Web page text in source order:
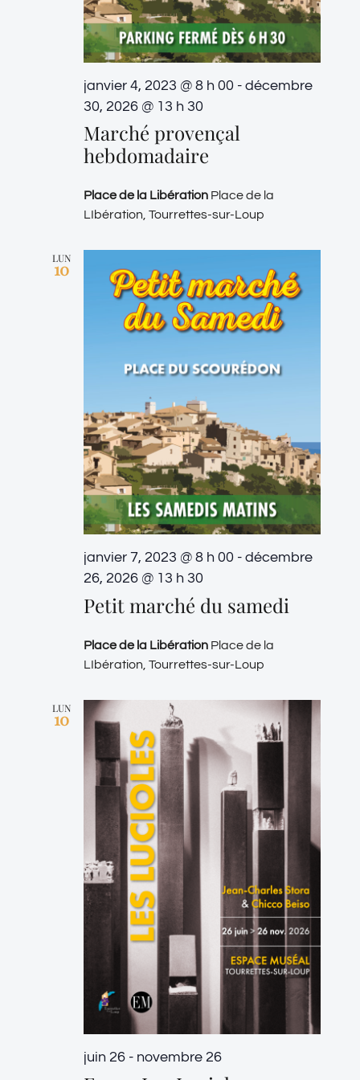
janvier 4, 2023 @ 8 h 00 - décembre
30, 2026 @ 13 h 30
Marché provençal
hebdomadaire
Place de la Libération Place de la
LIbération, Tourrettes-sur-Loup
LUN
10
janvier 7, 2023 @ 8 h 00 - décembre
26, 2026 @ 13 h 30
Petit marché du samedi
Place de la Libération Place de la
LIbération, Tourrettes-sur-Loup
LUN
10
juin 26- novembre 26